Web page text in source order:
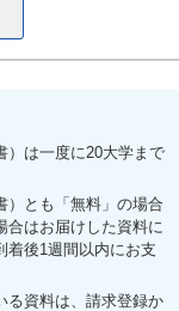
）は一度に20大学まで
）とも「無料」の場合
合はお届けした資料に
着後1週間以内にお支
る資料は、請求登録か